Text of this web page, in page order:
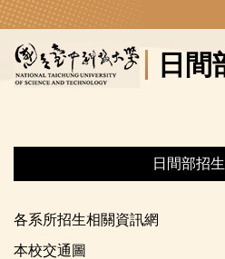
跳
主
要
區
日間
日間部招
各系所招生相關資訊網
本校交通圖